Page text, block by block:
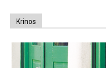
Krinos